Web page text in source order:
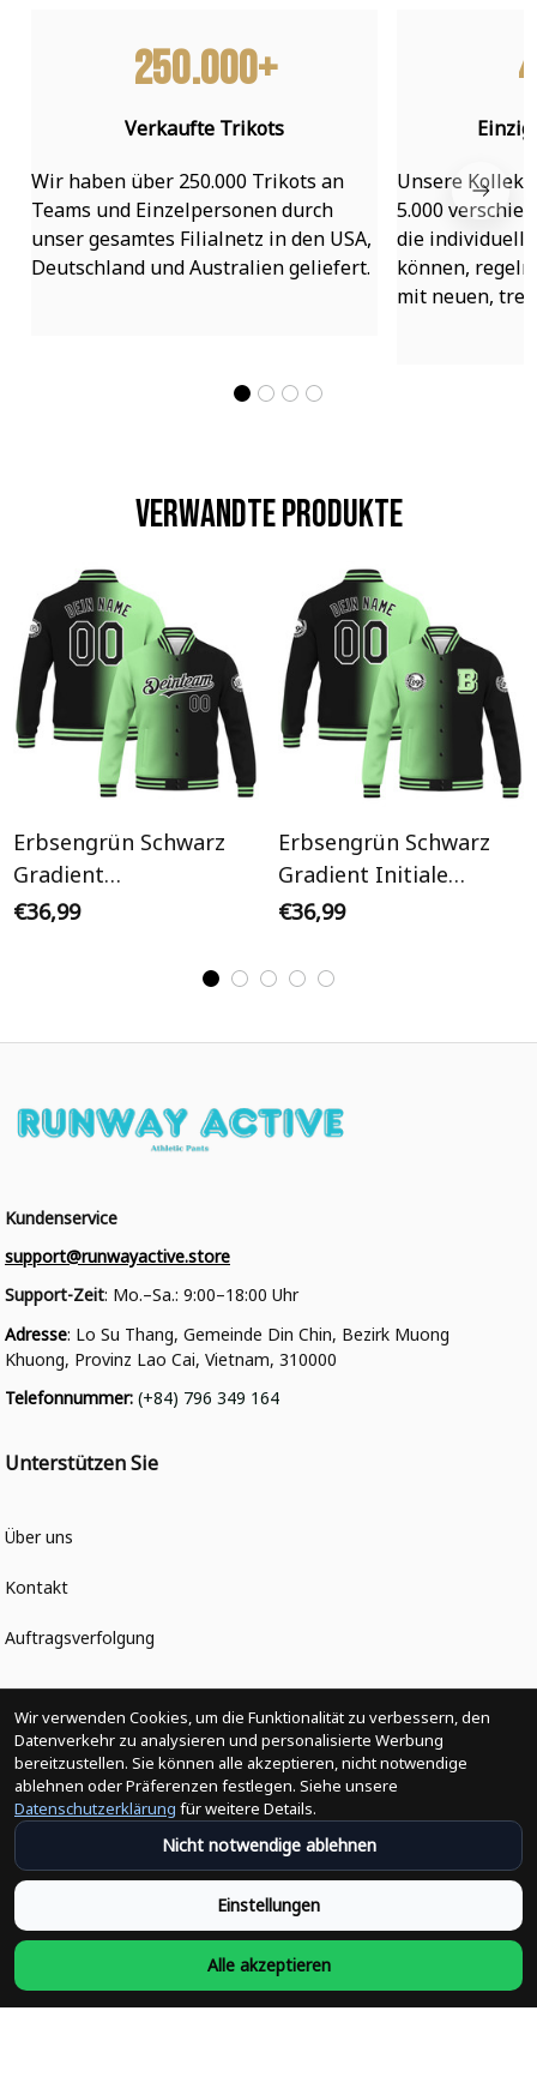
250.000+
Verkaufte Trikots
Wir haben über 250.000 Trikots an
Teams und Einzelpersonen durch
unser gesamtes Filialnetz in den USA,
Deutschland und Australien geliefert.
Unsere
5.000
die individuell
können,
mit neuen,
Verwandte Produkte
Erbsengrün Schwarz
Gradient
Personalisiertes Varsity
€36,99
Erbsengrün Schwarz
Gradient Initiale
Personalisiertes Varsity
€36,99
Kundenservice
support@runwayactive.store
Support-Zeit: Mo.–Sa.: 9:00–18:00 Uhr
Adresse: Lo Su Thang, Gemeinde Din Chin, Bezirk Muong
Khuong, Provinz Lao Cai, Vietnam, 310000
Telefonnummer: (+84) 796 349 164
Unterstützen Sie
Über uns
Kontakt
Auftragsverfolgung
Politiken
Änderungen der Bestellung
Versandpolitik
Rückerstattungsrichtlinie
Rückgabepolitik
Wir verwenden Cookies, um die Funktionalität zu verbessern, den
Datenverkehr zu analysieren und personalisierte Werbung
bereitzustellen. Sie können alle akzeptieren, nicht notwendige
ablehnen oder Präferenzen festlegen. Siehe unsere
Datenschutzerklärung für weitere Details.
Nicht notwendige ablehnen
Einstellungen
Alle akzeptieren